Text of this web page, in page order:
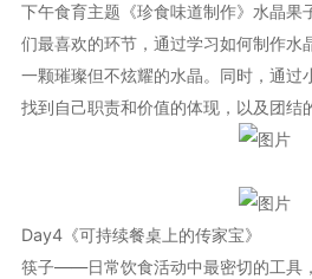
下午食育主题《珍食味道制作》水晶果
们最喜欢的环节，通过学习如何制作水
一颗璀璨但不炫耀的水晶。同时，通过
找到自己职责和价值的体现，以及团结
Day4《可持续餐桌上的传家宝》
筷子——日常饮食活动中最密切的工具